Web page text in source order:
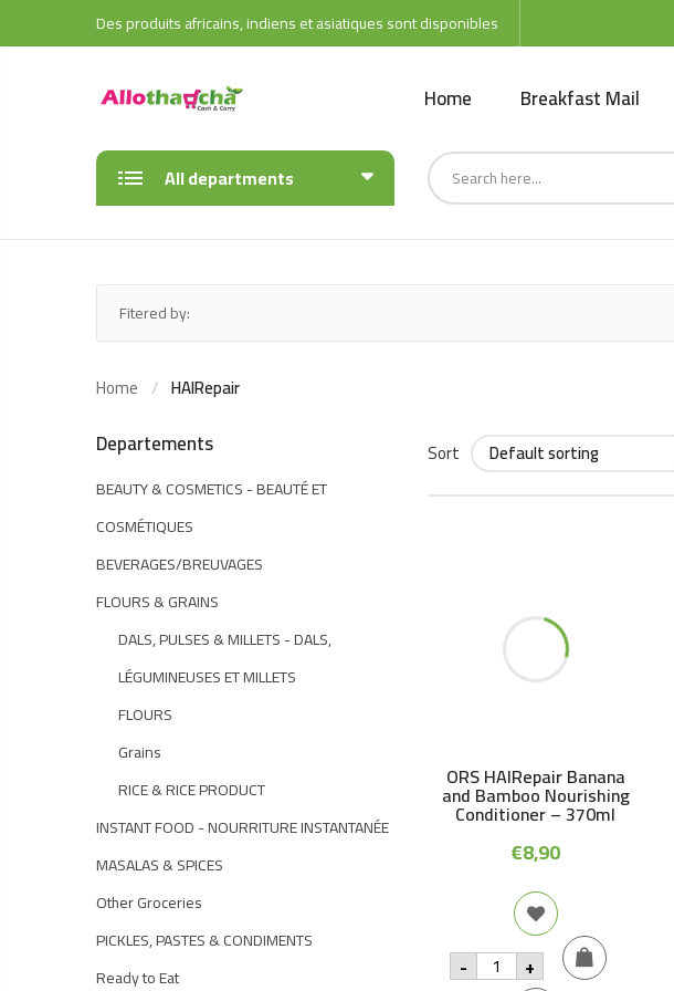
Des produits africains, indiens et asiatiques sont disponibles
Home Breakfast Mail
All departments
Fitered by:
Home HAIRepair
Sort
ORS HAIRepair Banana
and Bamboo Nourishing
Conditioner – 370ml
€8,90
- ORS
HAIRepair
+
Departements
BEAUTY & COSMETICS - BEAUTÉ ET
COSMÉTIQUES
BEVERAGES/BREUVAGES
FLOURS & GRAINS
DALS, PULSES & MILLETS - DALS,
LÉGUMINEUSES ET MILLETS
FLOURS
Grains
RICE & RICE PRODUCT
INSTANT FOOD - NOURRITURE INSTANTANÉE
MASALAS & SPICES
Other Groceries
PICKLES, PASTES & CONDIMENTS
Ready to Eat